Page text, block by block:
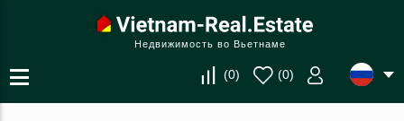
Недвижимость во Вьетнаме
(0) (0)